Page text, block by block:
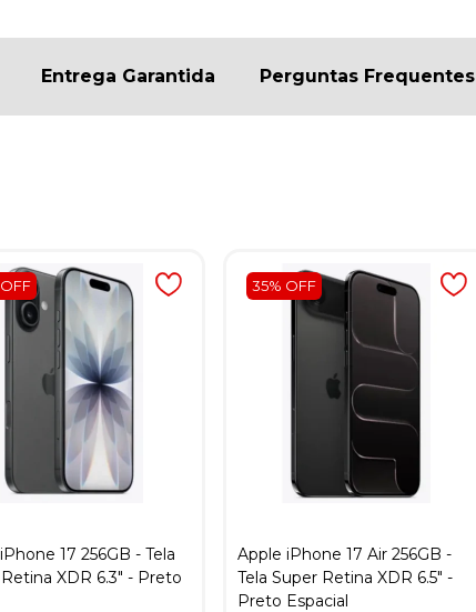
Entrega Garantida Perguntas Frequentes
17 256GB - Tela
XDR 6.3" - Preto
35% OFF
Apple iPhone 17 Air 256GB -
Tela Super Retina XDR 6.5" -
Preto Espacial